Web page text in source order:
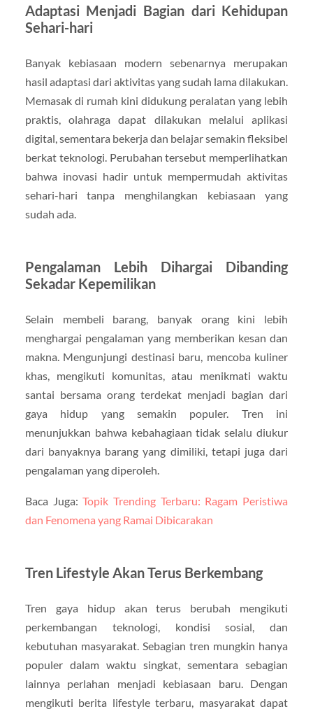
Adaptasi Menjadi Bagian dari Kehidupan
Sehari-hari
Banyak kebiasaan modern sebenarnya merupakan
hasil adaptasi dari aktivitas yang sudah lama dilakukan.
Memasak di rumah kini didukung peralatan yang lebih
praktis, olahraga dapat dilakukan melalui aplikasi
digital, sementara bekerja dan belajar semakin fleksibel
berkat teknologi. Perubahan tersebut memperlihatkan
bahwa inovasi hadir untuk mempermudah aktivitas
sehari-hari tanpa menghilangkan kebiasaan yang
sudah ada.
Pengalaman Lebih Dihargai Dibanding
Sekadar Kepemilikan
Selain membeli barang, banyak orang kini lebih
menghargai pengalaman yang memberikan kesan dan
makna. Mengunjungi destinasi baru, mencoba kuliner
khas, mengikuti komunitas, atau menikmati waktu
santai bersama orang terdekat menjadi bagian dari
gaya hidup yang semakin populer. Tren ini
menunjukkan bahwa kebahagiaan tidak selalu diukur
dari banyaknya barang yang dimiliki, tetapi juga dari
pengalaman yang diperoleh.
Baca Juga:Topik Trending Terbaru: Ragam Peristiwa
dan Fenomena yang Ramai Dibicarakan
Tren Lifestyle Akan Terus Berkembang
Tren gaya hidup akan terus berubah mengikuti
perkembangan teknologi, kondisi sosial, dan
kebutuhan masyarakat. Sebagian tren mungkin hanya
populer dalam waktu singkat, sementara sebagian
lainnya perlahan menjadi kebiasaan baru. Dengan
mengikuti berita lifestyle terbaru, masyarakat dapat